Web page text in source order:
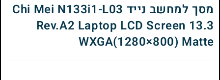
מסך למחשב נייד Chi Mei N133i1-L03
Rev.A2 Laptop LCD Screen 13.3
WXGA(1280×800) Matte